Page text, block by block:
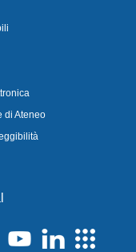
di Ateneo